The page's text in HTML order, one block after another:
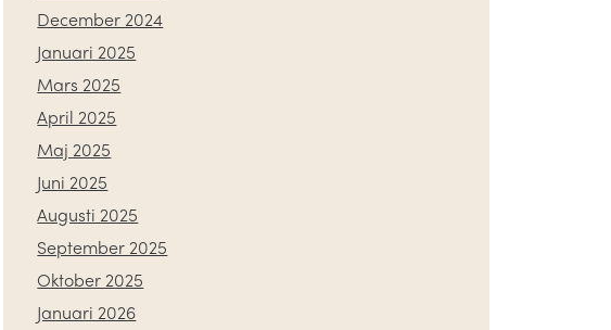
December 2024
Januari 2025
Mars 2025
April 2025
Maj 2025
Juni 2025
Augusti 2025
September 2025
Oktober 2025
Januari 2026